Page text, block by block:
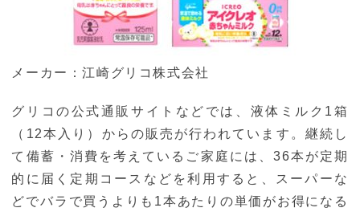
メーカー：江崎グリコ株式会社
グリコの公式通販サイトなどでは、液体ミルク1箱
（12本入り）からの販売が行われています。継続し
て備蓄・消費を考えているご家庭には、36本が定期
的に届く定期コースなどを利用すると、スーパーな
どでバラで買うよりも1本あたりの単価がお得になる